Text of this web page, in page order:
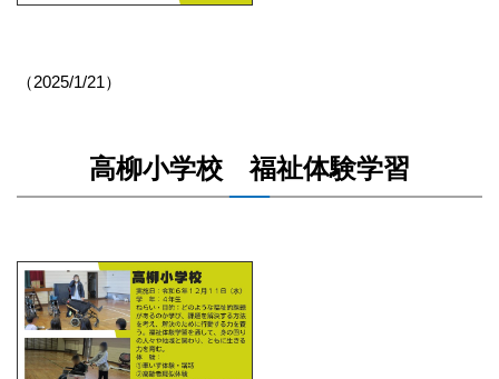
（2025/1/21）
高柳小学校 福祉体験学習